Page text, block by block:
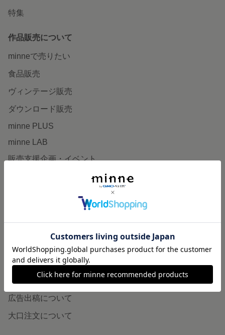
特集
作品販売について
minneで売りたい
食品販売
ヴィンテージ販売
ダウンロード販売
minne PLUS
minne LAB
販売支援企画・イベント
minneとものづくりと
minneの本
企業の方へ
広告出稿について
大口注文について